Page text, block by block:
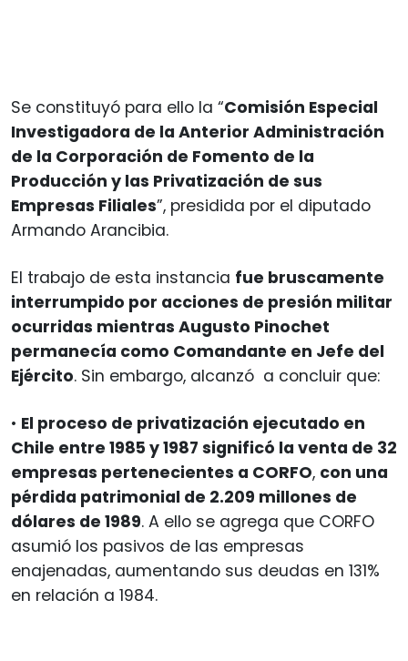
Se constituyó para ello la “Comisión Especial
Investigadora de la Anterior Administración
de la Corporación de Fomento de la
Producción y las Privatización de sus
Empresas Filiales”, presidida por el diputado
Armando Arancibia.
El trabajo de esta instancia fue bruscamente
interrumpido por acciones de presión militar
ocurridas mientras Augusto Pinochet
permanecía como Comandante en Jefe del
Ejército. Sin embargo, alcanzó a concluir que:
• El proceso de privatización ejecutado en
Chile entre 1985 y 1987 significó la venta de 32
empresas pertenecientes a CORFO, con una
pérdida patrimonial de 2.209 millones de
dólares de 1989. A ello se agrega que CORFO
asumió los pasivos de las empresas
enajenadas, aumentando sus deudas en 131%
en relación a 1984.